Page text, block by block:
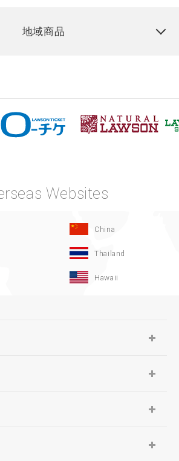
地域商品
Websites
China
Thailand
Hawaii